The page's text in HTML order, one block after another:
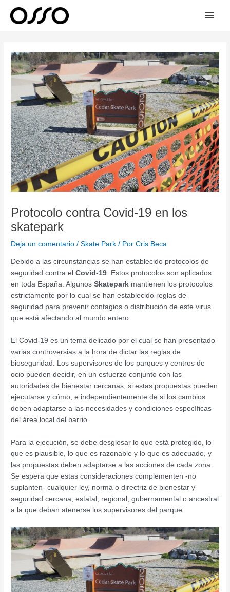
Protocolo contra Covid-19 en los
skatepark
Deja un comentario /Skate Park / PorCris Beca
Debido a las circunstancias se han establecido protocolos de
seguridad contra elCovid-19. Estos protocolos son aplicados
en toda España. AlgunosSkatepark mantienen los protocolos
estrictamente por lo cual se han establecido reglas de
seguridad para prevenir contagios o distribución de este virus
que está afectando al mundo entero.
El Covid-19 es un tema delicado por el cual se han presentado
varias controversias a la hora de dictar las reglas de
bioseguridad. Los supervisores de los parques y centros de
ocio pueden decidir, en un esfuerzo conjunto con las
autoridades de bienestar cercanas, si estas propuestas pueden
ejecutarse y cómo, e independientemente de si los cambios
deben adaptarse a las necesidades y condiciones específicas
del área local del barrio.
Para la ejecución, se debe desglosar lo que está protegido, lo
que es plausible, lo que es razonable y lo que es adecuado, y
las propuestas deben adaptarse a las acciones de cada zona.
Se espera que estas consideraciones complementen -no
suplanten- cualquier ley, norma o directriz de bienestar y
seguridad cercana, estatal, regional, gubernamental o ancestral
a la que deban atenerse los supervisores del parque.
entradas